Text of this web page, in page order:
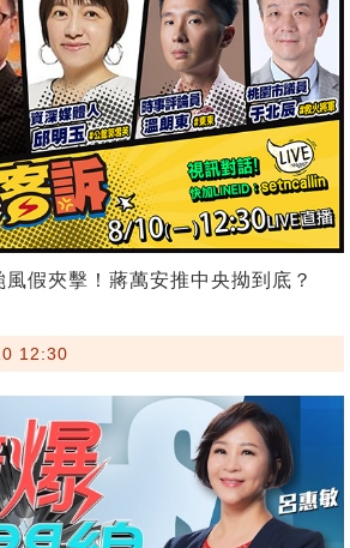
假夾擊！蔣萬安推中央拗到底？
12:30